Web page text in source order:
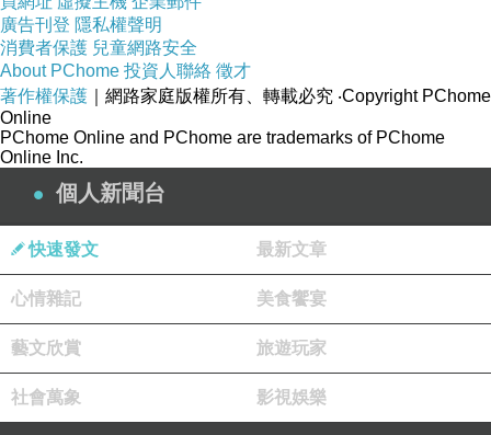
內裡設計收納層、支架使用
商品訊息描述:
X_mart SONY Xperia Z2 D6503完美拼色磁扣側
翻皮套
廣告刊登 隱私權聲明
消費者保護 兒童網路安全
About PChome 投資人聯絡 徵才
著作權保護 ｜網路家庭版權所有、轉載必究 ‧Copyright PChome
Online
PChome Online and PChome are trademarks of PChome
Online Inc.
個人新聞台
快速發文 最新文章
心情雜記 美食饗宴
藝文欣賞 旅遊玩家
社會萬象 影視娛樂